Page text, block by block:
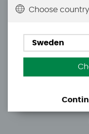
Du kan hämta
E-
Choose country
Sweden